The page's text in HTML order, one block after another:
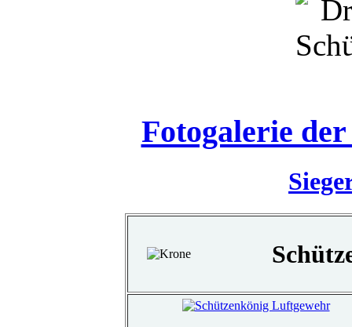
Fotogalerie